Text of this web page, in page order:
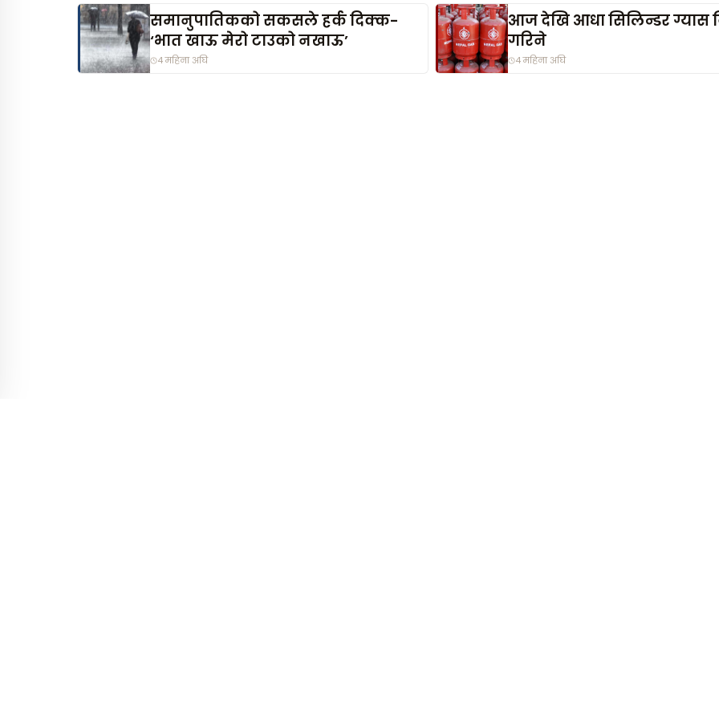
समानुपातिकको सकसले हर्क दिक्क-
‘भात खाऊ मेरो टाउको नखाऊ’
4 महिना अघि
आज देखि आधा सिलिन्डर ग्यास
गरिने
4 महिना अघि